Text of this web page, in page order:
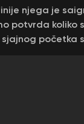
njega je
potvrda koliko
početka